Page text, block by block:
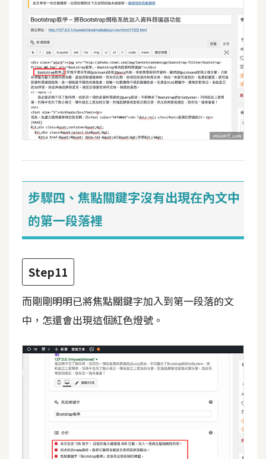
作
提
案
步驟四、焦點關鍵字沒有出現在內文中
的第一段落裡
Step11
而剛剛明明已將焦點關鍵字加入到第一段落的文
中，怎還會出現這個紅色燈號。